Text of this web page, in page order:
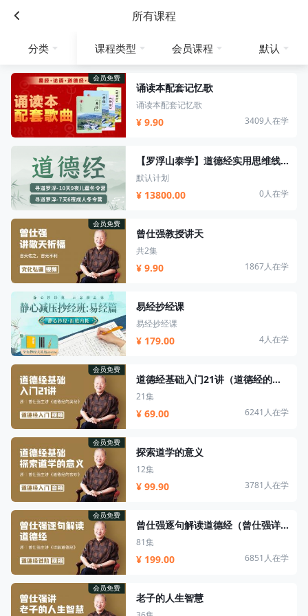
所有课程
分类 课程类型 会员课程 默认
会员免费
诵读本配套记忆歌
诵读本配套记忆歌
¥ 9.90 3409人在学
【罗浮山泰学】道德经实用思维线下营/易经思维线下营
默认计划
¥ 13800.00 0人在学
会员免费
曾仕强教授讲天
共2集
¥ 9.90 1867人在学
易经抄经课
易经抄经课
¥ 179.00 4人在学
会员免费
道德经基础入门21讲（道德经的奥秘）
21集
¥ 69.00 6241人在学
会员免费
探索道学的意义
12集
¥ 99.90 3781人在学
会员免费
曾仕强逐句解读道德经（曾仕强详解道德经）
81集
¥ 199.00 6851人在学
会员免费
老子的人生智慧